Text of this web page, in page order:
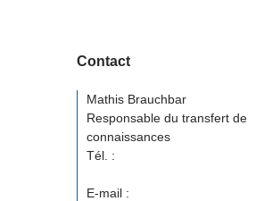
Contact
Mathis Brauchbar
Responsable du transfert de
connaissances
Tél. :
E-mail :